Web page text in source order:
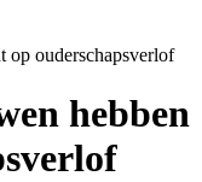
op ouderschapsverlof
hebben